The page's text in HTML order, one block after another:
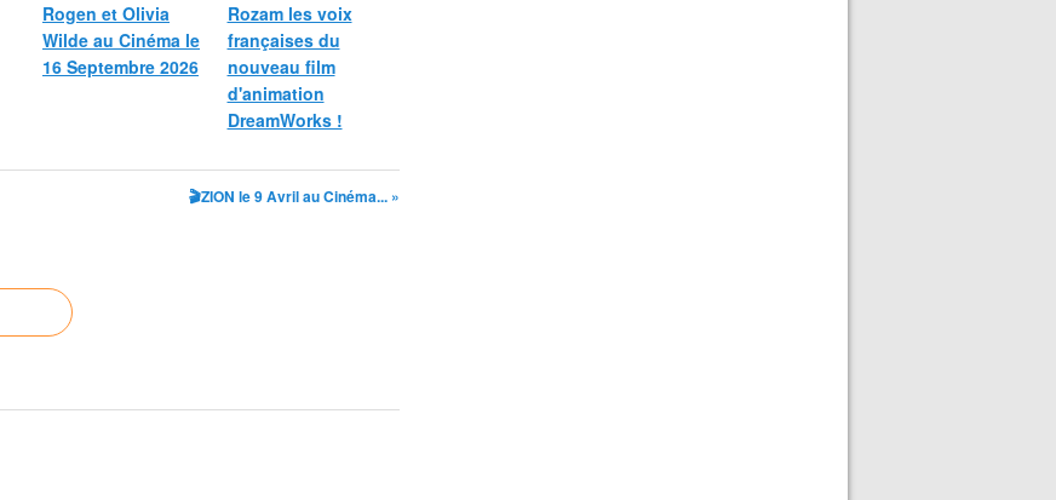
Rogen et Olivia
Wilde au Cinéma le
16 Septembre 2026
Rozam les voix
françaises du
nouveau film
d'animation
DreamWorks !
🎬ZION le 9 Avril au Cinéma... »